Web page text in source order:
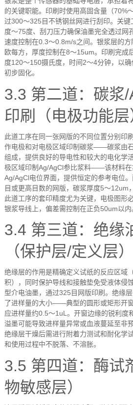
的关键职能。印刷时使用高固含量（70%
过300～325 目不锈钢丝网进行刮印。关
度～75度、刮刀压力确保油墨完全透过网
速度控制在0.3～0.8m/s之间。银浆层的
欧每方，厚度控制在8～15um。印刷完成
度120～150摄氏度，时间2～4分钟，以
初步固化。
3.3 第二道：碳浆/
印刷（电极功能层
此道工序在同一张网版的不同位置分别印
作电极和对电极区域印制碳浆——碳浆由
组成，提供良好的导电性和较大的电化学
极区域印制Ag/AgCl参比浆料——该材料
Ag/AgCl电位界面，提供恒定的参考电位
目或更高目数的网版，碳浆厚度5～12um
此道工序的套印精度尤为关键，电极图形
银浆导线上，偏差需控制在正负50um以内
3.4 第三道：绝缘
（保护层/定义层）
绝缘层的作用是精确定义试纸的反应区域
积），同时保护导线和接触垫免受液体侵
型介电油墨，通过325 目网版印刷。绝缘
了进样量的大小——典型的圆形或矩形开
应进样量约0.5～1uL。开窗边缘的锐利度
溢墨可能导致进样量异常或血液蔓延至非
绝缘层干燥后需进行附着力测试和耐化学
和使用过程中不脱落、不溶胀。
3.5 第四道：酶试
物敏感层）